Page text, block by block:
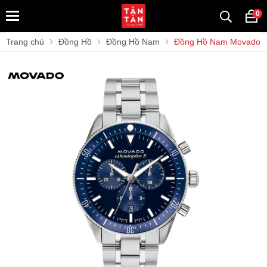
0
Trang chủ Đồng Hồ Đồng Hồ Nam Đồng Hồ Nam Movado